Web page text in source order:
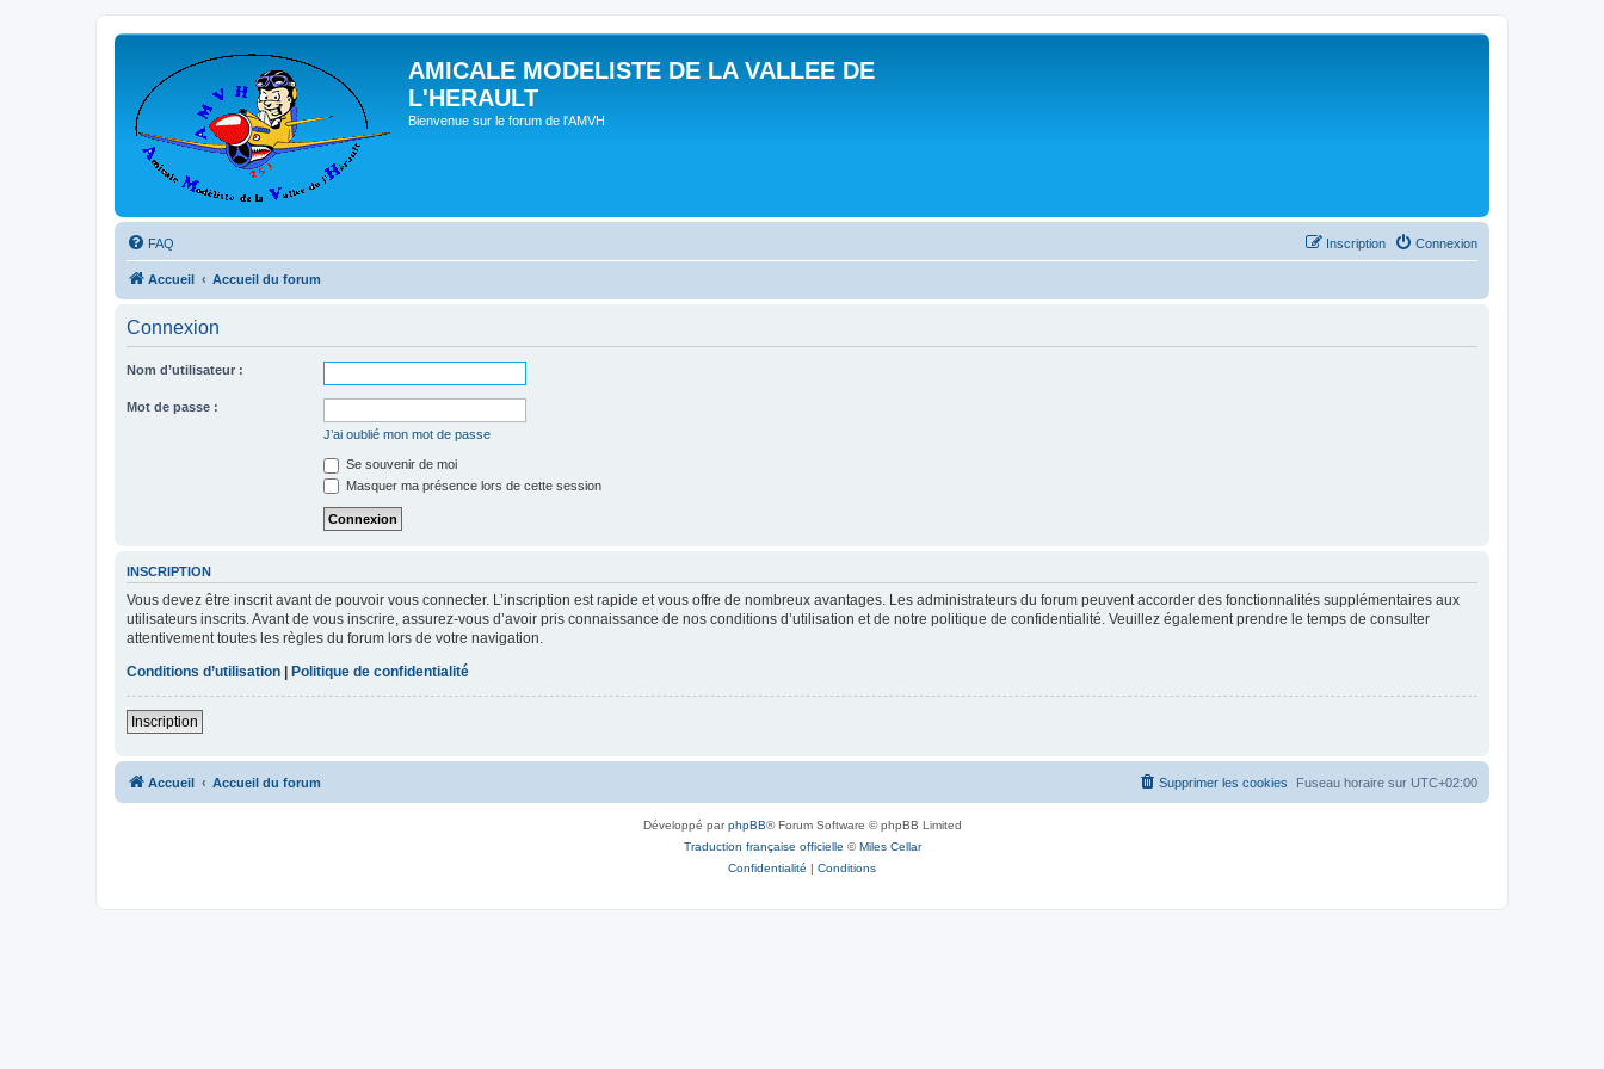
AMICALE MODELISTE DE LA VALLEE DE
L'HERAULT
Bienvenue sur le forum de l'AMVH
FAQ Connexion
Inscription
Accueil Accueil du forum
Connexion
Nom d’utilisateur :
Mot de passe :
J’ai oublié mon mot de passe
Se souvenir de moi
Masquer ma présence lors de cette session
INSCRIPTION
Vous devez être inscrit avant de pouvoir vous connecter. L’inscription est rapide et vous offre de nombreux avantages. Les administrateurs du forum peuvent accorder des fonctionnalités supplémentaires aux
utilisateurs inscrits. Avant de vous inscrire, assurez-vous d’avoir pris connaissance de nos conditions d’utilisation et de notre politique de confidentialité. Veuillez également prendre le temps de consulter
attentivement toutes les règles du forum lors de votre navigation.
Conditions d’utilisation | Politique de confidentialité
Inscription
Accueil Accueil du forum Fuseau horaire sur UTC+02:00
Supprimer les cookies
Développé parphpBB® Forum Software © phpBB Limited
Traduction française officielle ©Miles Cellar
Confidentialité | Conditions